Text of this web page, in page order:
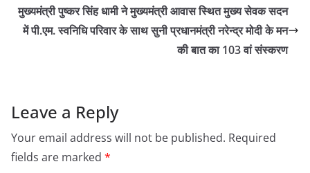
मुख्यमंत्री पुष्कर सिंह धामी ने मुख्यमंत्री आवास स्थित मुख्य सेवक सदन
में पी.एम. स्वनिधि परिवार के साथ सुनी प्रधानमंत्री नरेन्द्र मोदी के मन
की बात का 103 वां संस्करण
Leave a Reply
Your email address will not be published. Required
fields are marked *